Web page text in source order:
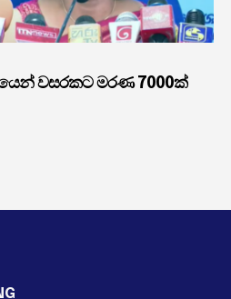
වසරකට මරණ 7000ක්